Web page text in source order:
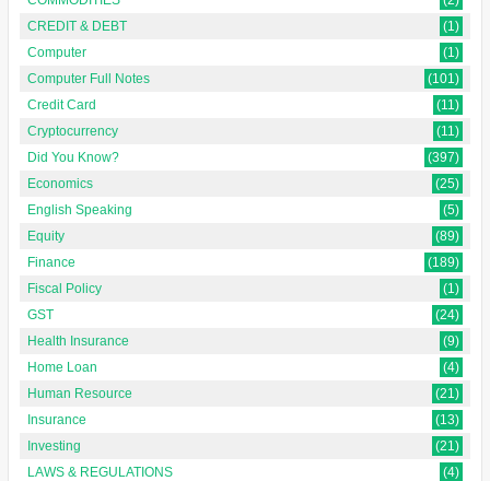
CREDIT & DEBT
(1)
Computer
(1)
Computer Full Notes
(101)
Credit Card
(11)
Cryptocurrency
(11)
Did You Know?
(397)
Economics
(25)
English Speaking
(5)
Equity
(89)
Finance
(189)
Fiscal Policy
(1)
GST
(24)
Health Insurance
(9)
Home Loan
(4)
Human Resource
(21)
Insurance
(13)
Investing
(21)
LAWS & REGULATIONS
(4)